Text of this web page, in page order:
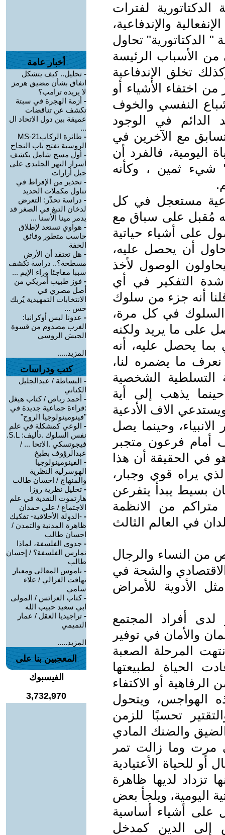
لفترات
والإندفاعية،
" الدكتاتورية" تحاول
من الأسباب الرئيسة
تخلق الإندفاعية
اختفاء الأشياء أو
النفسي والخوف
الدائم في الوجود
مع الآخرين في
فالفرد أن
ثمين ، وكأنه
مستعجل في كل
مُقبل على سباق مع
على أشياء حياتية
أن يحصل عليه،
الوصول لأخذ
التفكير في أي
أنه جزء من سلوك
السلوك في كل مرة،
على ما يريد ولكنه
بما يحصل عليه، أنه
نعرف ما يضمره لنا،
التسلطية الشخصية
حينما يذهب إلى أية
الاف الأدعية
وحينما يصل
فرعون متجبر
في الحقيقة أن هذا
يراه قوي وجبار،
بسيط يبدأ يتفرعن
متراكم من الانظمة
في العالم الثالث
من النساء والرجال
والشحة في
الأدوية للأمراض
أفراد المجتمع
والأمان في توفير
المرحلة الصعبة
الحياة لطبيعتها
أو الاكتفاء
الهواجس، ويتحول
تحسبًا للزمن
الضيق والضنك المادي
مرت وما زالت تمر
للحياة الأعتيادية
تزداد لديها ظاهرة
اليومية، ويلجأ بعض
على أشياء أساسية
إلى الدين كمدخل
أخبار عامة
- تحليل.. كيف يتشكل
اتفاق بشأن مضيق هرمز
لا يريده ترامب؟
- أزمة الهجرة في سبتة
تكشف عن تناقضات
عميقة بين دول الاتحاد ال
...
-
طائرة الركابMS-21
الروسية تفتح باب النجاح
- أول مسح شامل يكشف
أسرار النهر الجليدي على
جبل أرارات
- تحذير من الإفراط في
تناول مكملات الحديد
- دراسة تحذّر: التعرض
لدخان التبغ في الصغر قد
يدمر مينا الأسنا ...
- هواوي تستعد لإطلاق
حاسب متطور وفائق
الخفة
- هل تعتقد أن الأرض
مسطحة؟.. دراسة تكشف
سببا مفاجئا وراء الإيم ...
- فوز طبيب أمريكي من
أصل مصري في
الانتخابات التمهيدية يُربك
حس ...
- عدونا ليس أوكرانيا:
الغرب مصدوم من قسوة
الجيش الروسي
المزيد.....
كتب ودراسات
- البساطة / عبدالجليل
الكناني
- أحمد رباص / كتاب هيغل
:قراءة جماعية جديدة في
"فينومينولوجيا الروح"
- الوعي كمشكلة في علم
نفس السلوك .تأليف: S.L.
فيجوتسكي .الاتحا ... /
عبدالرؤوف بطيخ
- الفينومينولوجيا
الهوسرلية النظرية
والمنهاج / احسان طالب
- تحليل نظرية روزا
هارتموت النقدية في علم
الاجتماع / علي حمدان
- -الدولة الأخلاقية- تفكيك
ظاهرة المدنية والتمدن /
احسان طالب
- جدوى الفلسفة، لماذا
نمارس الفلسفة؟ / إحسان
طالب
- ناموس المعالي ومعيار
تهافت الغزالي / علاء
سامي
-كتاب العرائس / المولى
ابي سعيد حبيب الله
- تراجيديا العقل / عمار
التميمي
المزيد.....
المعجبين بنا على
الفيسبوك
3,732,970